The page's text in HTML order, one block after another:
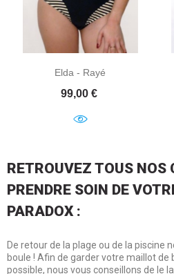
Elda - Rayé
Prix
99,00 €
RETROUVEZ TOUS NOS
PRENDRE SOIN DE
PARADOX :
De retour de la plage ou de la piscine
boule ! Afin de garder votre maillot de
possible, nous vous conseillons de le